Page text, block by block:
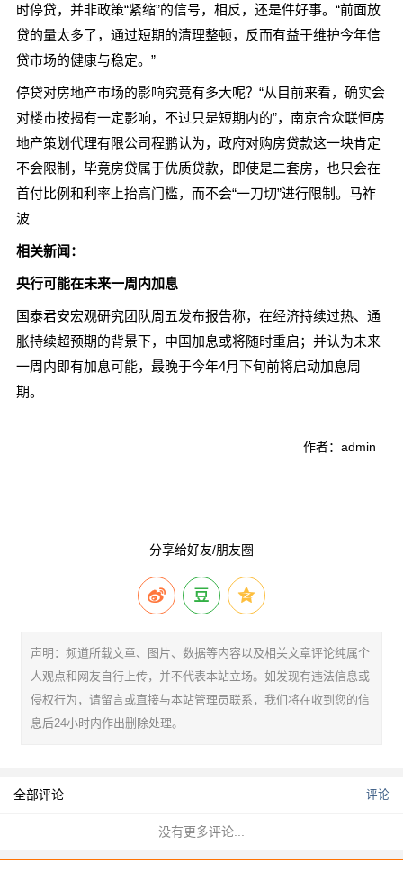
时停贷，并非政策“紧缩”的信号，相反，还是件好事。“前面放
贷的量太多了，通过短期的清理整顿，反而有益于维护今年信
贷市场的健康与稳定。”
停贷对房地产市场的影响究竟有多大呢？“从目前来看，确实会
对楼市按揭有一定影响，不过只是短期内的”，南京合众联恒房
地产策划代理有限公司程鹏认为，政府对购房贷款这一块肯定
不会限制，毕竟房贷属于优质贷款，即使是二套房，也只会在
首付比例和利率上抬高门槛，而不会“一刀切”进行限制。马祚
波
相关新闻：
央行可能在未来一周内加息
国泰君安宏观研究团队周五发布报告称，在经济持续过热、通
胀持续超预期的背景下，中国加息或将随时重启；并认为未来
一周内即有加息可能，最晚于今年4月下旬前将启动加息周
期。
作者：admin
分享给好友/朋友圈
声明：频道所载文章、图片、数据等内容以及相关文章评论纯属个
人观点和网友自行上传，并不代表本站立场。如发现有违法信息或
侵权行为，请留言或直接与本站管理员联系，我们将在收到您的信
息后24小时内作出删除处理。
全部评论 评论
没有更多评论...